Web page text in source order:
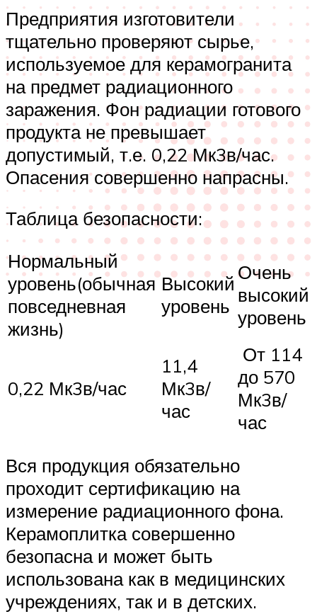
Предприятия изготовители
тщательно проверяют сырье,
используемое для керамогранита
на предмет радиационного
заражения. Фон радиации готового
продукта не превышает
допустимый, т.е. 0,22 Мк3в/час.
Опасения совершенно напрасны.
Таблица безопасности:
Нормальный
уровень(обычная
повседневная
жизнь)
Высокий
уровень
Очень
высокий
уровень
0,22 Мк3в/час
11,4
Мк3в/
час
От 114
до 570
Мк3в/
час
Вся продукция обязательно
проходит сертификацию на
измерение радиационного фона.
Керамоплитка совершенно
безопасна и может быть
использована как в медицинских
учреждениях, так и в детских.